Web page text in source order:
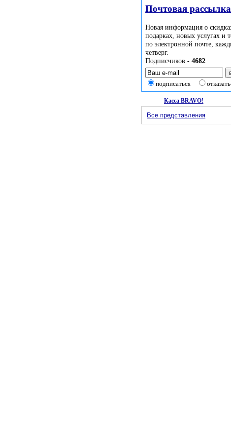
Почтовая рассылка
Новая информация о
подарках, новых услугах и
по электронной почте,
четверг.
Подписчиков - 4682
подписаться
Касса BRAVO!
Все представления